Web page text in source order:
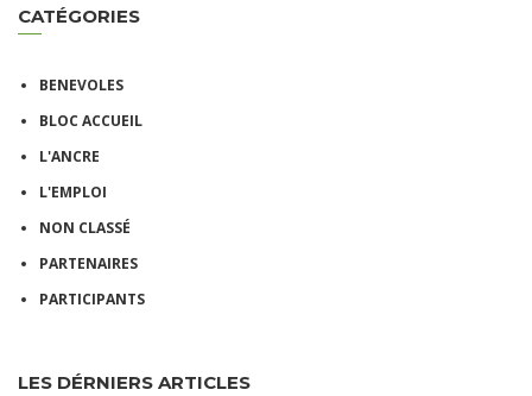
CATÉGORIES
BENEVOLES
BLOC ACCUEIL
L'ANCRE
L'EMPLOI
NON CLASSÉ
PARTENAIRES
PARTICIPANTS
LES DÉRNIERS ARTICLES